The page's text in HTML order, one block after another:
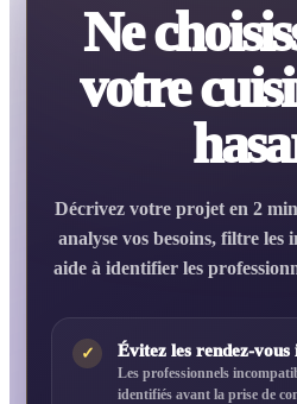
Ne
votre
Décrivez votre projet en 2
analyse vos besoins, filtre les
aide à identifier les
✓ Évitez les rendez-vous
Les professionnels
identifiés avant la prise de